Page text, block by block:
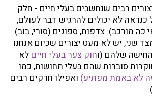
רבים שנחשבים בעלי חיים - חלק
לא יכולים להרגיש דבר לעולם,
כה מורכב): צדפות, ספוגים (סורי, בוב)
שני, יש לא מעט יצורים שכיום אנחנו
שלהם (וחוק צער בעלי חיים לא
סוברות שהם בעלי תחושות, כמו
לא באמת מפתיע) ואפילו חרקים רבים